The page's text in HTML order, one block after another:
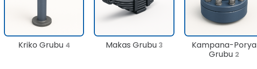
Kriko Grubu 4 Makas Grubu 3
Kampana-Porya
Grubu 2